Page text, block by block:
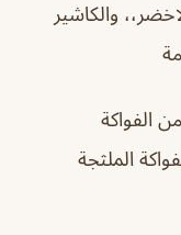
والكاشير
الفواكة
الملثجة